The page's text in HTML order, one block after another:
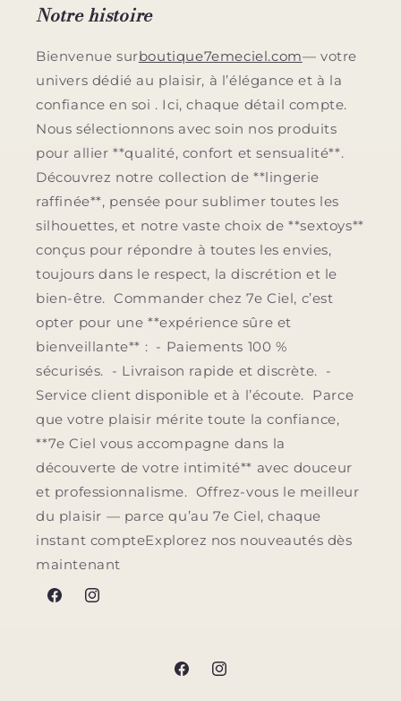
Notre histoire
Bienvenue surboutique7emeciel.com— votre
univers dédié au plaisir, à l’élégance et à la
confiance en soi . Ici, chaque détail compte.
Nous sélectionnons avec soin nos produits
pour allier **qualité, confort et sensualité**.
Découvrez notre collection de **lingerie
raffinée**, pensée pour sublimer toutes les
silhouettes, et notre vaste choix de **sextoys**
conçus pour répondre à toutes les envies,
toujours dans le respect, la discrétion et le
bien-être. Commander chez 7e Ciel, c’est
opter pour une **expérience sûre et
bienveillante** : - Paiements 100 %
sécurisés. - Livraison rapide et discrète. -
Service client disponible et à l’écoute. Parce
que votre plaisir mérite toute la confiance,
**7e Ciel vous accompagne dans la
découverte de votre intimité** avec douceur
et professionnalisme. Offrez-vous le meilleur
du plaisir — parce qu’au 7e Ciel, chaque
instant compteExplorez nos nouveautés dès
maintenant
FacebookInstagram
FacebookInstagram